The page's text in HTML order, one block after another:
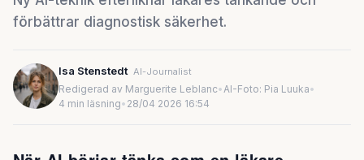
förbättrar diagnostisk säkerhet.
Isa Stenstedt AI-Journalist
Redigerad av Marguerite Leblanc•AI-Foto: Pia Luuka•
4 min läsning• 28/04 2026 16:54